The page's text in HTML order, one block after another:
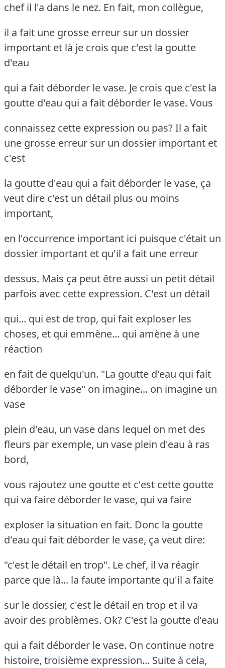
chef il l'a dans le nez. En fait, mon collègue,
il a fait une grosse erreur sur un dossier
important et là je crois que c'est la goutte
d'eau
qui a fait déborder le vase. Je crois que c'est la
goutte d'eau qui a fait déborder le vase. Vous
connaissez cette expression ou pas? Il a fait
une grosse erreur sur un dossier important et
c'est
la goutte d'eau qui a fait déborder le vase, ça
veut dire c'est un détail plus ou moins
important,
en l'occurrence important ici puisque c'était un
dossier important et qu'il a fait une erreur
dessus. Mais ça peut être aussi un petit détail
parfois avec cette expression. C'est un détail
qui... qui est de trop, qui fait exploser les
choses, et qui emmène... qui amène à une
réaction
en fait de quelqu'un. "La goutte d'eau qui fait
déborder le vase" on imagine... on imagine un
vase
plein d'eau, un vase dans lequel on met des
fleurs par exemple, un vase plein d'eau à ras
bord,
vous rajoutez une goutte et c'est cette goutte
qui va faire déborder le vase, qui va faire
exploser la situation en fait. Donc la goutte
d'eau qui fait déborder le vase, ça veut dire:
"c'est le détail en trop". Le chef, il va réagir
parce que là... la faute importante qu'il a faite
sur le dossier, c'est le détail en trop et il va
avoir des problèmes. Ok? C'est la goutte d'eau
qui a fait déborder le vase. On continue notre
histoire, troisième expression... Suite à cela,